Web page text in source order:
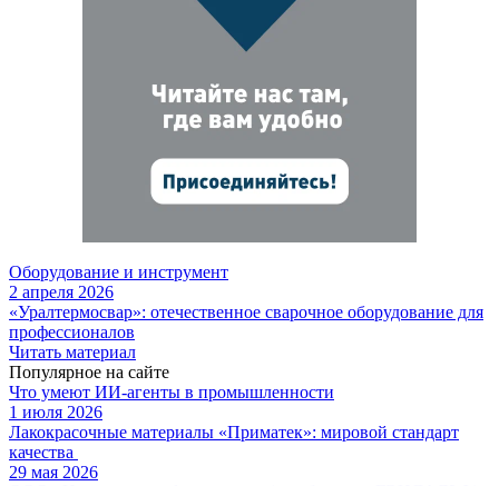
Оборудование и инструмент
2 апреля 2026
«Уралтермосвар»: отечественное сварочное оборудование для
профессионалов
Читать материал
Популярное на сайте
Что умеют ИИ-агенты в промышленности
1 июля 2026
Лакокрасочные материалы «Приматек»: мировой стандарт
качества
29 мая 2026